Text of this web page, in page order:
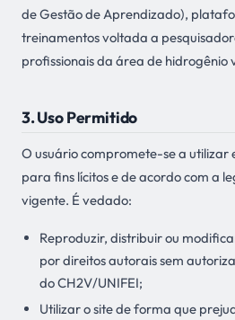
de Gestão de Aprendizado),
treinamentos voltada a
profissionais da área de hidrogênio
3. Uso Permitido
O usuário compromete-se a utilizar
para fins lícitos e de acordo com a
vigente. É vedado:
Reproduzir, distribuir ou
por direitos autorais sem
do CH2V/UNIFEI;
Utilizar o site de forma que